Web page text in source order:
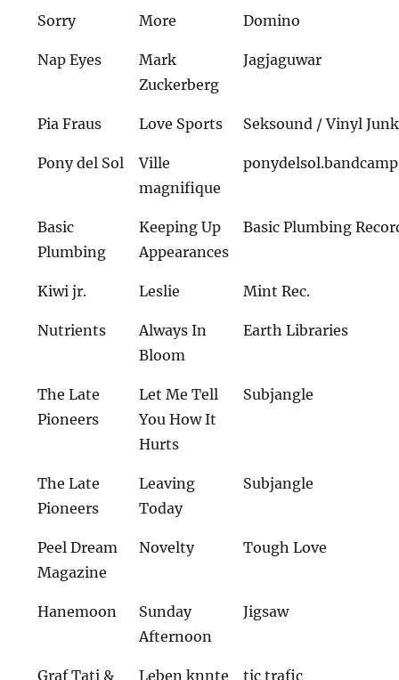
Sorry More Domino
Nap Eyes
Mark
Zuckerberg
Jagjaguwar
Pia Fraus Love Sports Seksound / Vinyl
Pony del Sol
Ville
magnifique
Basic
Plumbing
Keeping Up
Appearances
Basic Plumbing
Kiwi jr. Leslie Mint Rec.
Nutrients
Always In
Bloom
Earth Libraries
The Late
Pioneers
Let Me Tell
You How It
Hurts
Subjangle
The Late
Pioneers
Leaving
Today
Subjangle
Peel Dream
Magazine
Novelty Tough Love
Hanemoon
Sunday
Afternoon
Jigsaw
Graf Tati & Leben knnte tic trafic